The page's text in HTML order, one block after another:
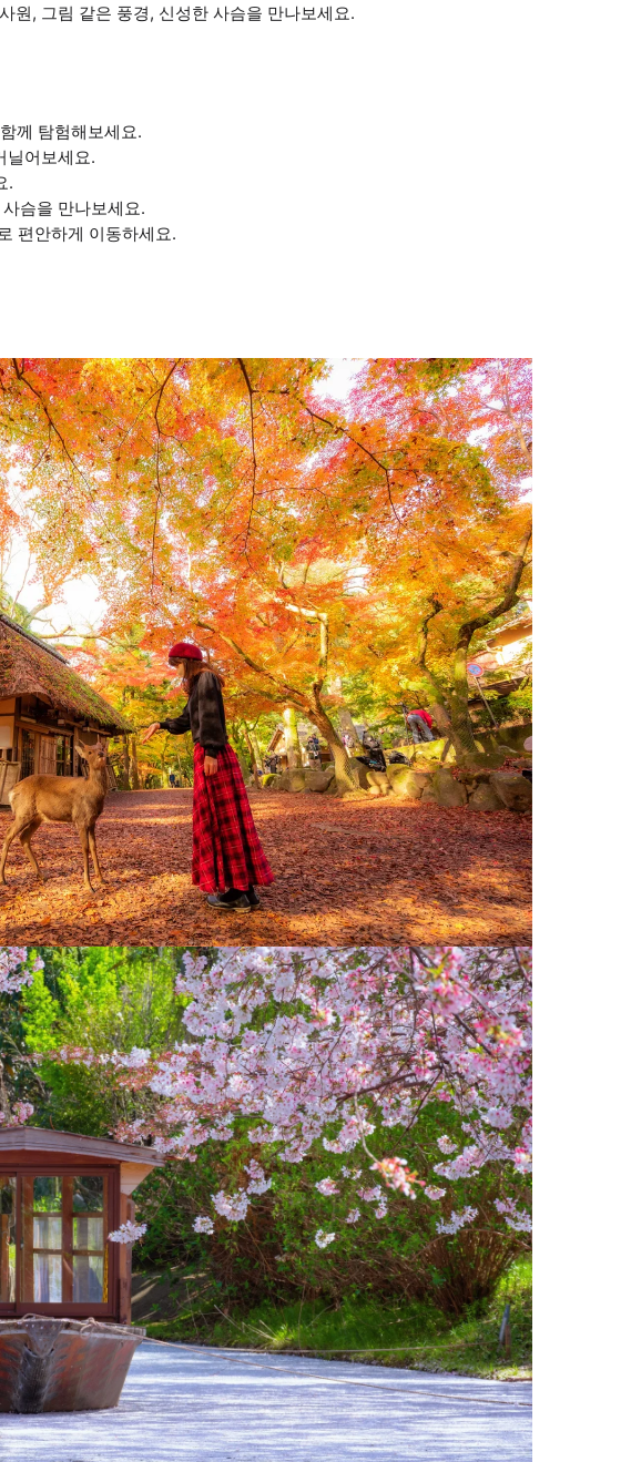
원, 그림 같은 풍경, 신성한 사슴을 만나보세요.
께 탐험해보세요.
닐어보세요.
.
슴을 만나보세요.
편안하게 이동하세요.